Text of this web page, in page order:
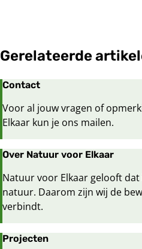
Gerelateerde
Contact
Voor al jouw vragen of
Elkaar kun je ons mailen.
Over Natuur voor Elkaar
Natuur voor Elkaar gelooft
natuur. Daarom zijn wij de
verbindt.
Projecten